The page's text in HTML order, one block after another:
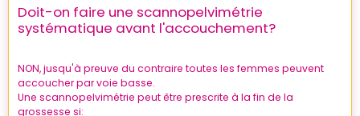
Doit-on faire une scannopelvimétrie
systématique avant l'accouchement?
NON, jusqu'à preuve du contraire toutes les femmes peuvent
accoucher par voie basse.
Une scannopelvimétrie peut être prescrite à la fin de la
grossesse si: